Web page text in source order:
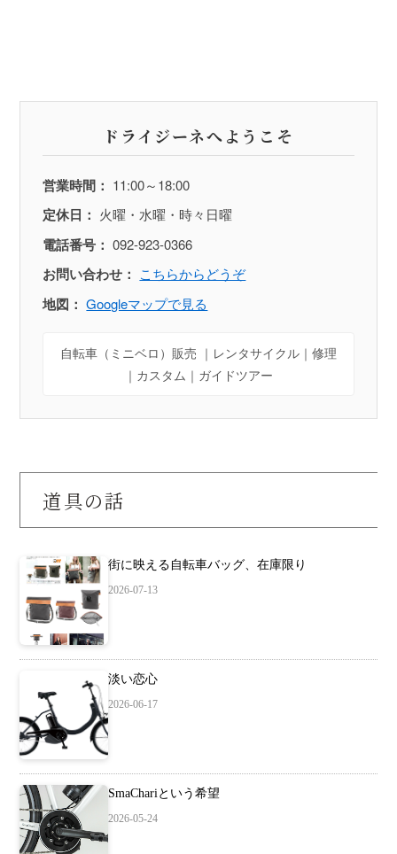
ドライジーネへようこそ
営業時間： 11:00～18:00
定休日： 火曜・水曜・時々日曜
電話番号： 092-923-0366
お問い合わせ： こちらからどうぞ
地図： Googleマップで見る
自転車（ミニベロ）販売 ｜レンタサイクル｜修理
｜カスタム｜ガイドツアー
道具の話
街に映える自転車バッグ、在庫限り
2026-07-13
淡い恋心
2026-06-17
SmaChariという希望
2026-05-24